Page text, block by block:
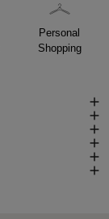
Personal
Shopping